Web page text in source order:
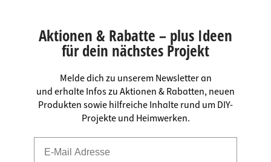
Aktionen & Rabatte – plus Ideen
für dein nächstes Projekt
Melde dich zu unserem Newsletter an
und erhalte Infos zu Aktionen & Rabatten, neuen
Produkten sowie hilfreiche Inhalte rund um DIY-
Projekte und Heimwerken.